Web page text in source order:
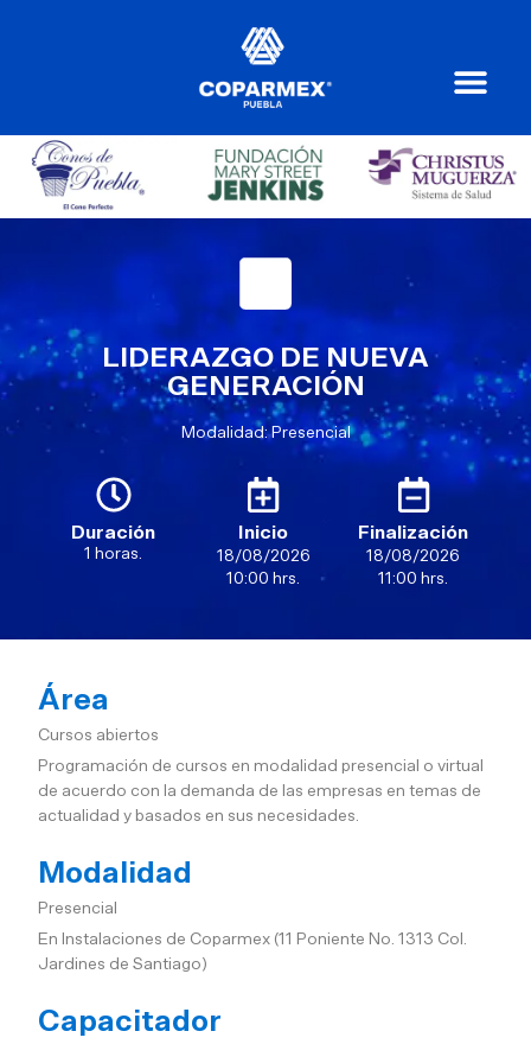
LIDERAZGO DE NUEVA
GENERACIÓN
Modalidad: Presencial
Duración
1 horas.
Inicio
18/08/2026
10:00 hrs.
Finalización
18/08/2026
11:00 hrs.
Área
Cursos abiertos
Programación de cursos en modalidad presencial o virtual
de acuerdo con la demanda de las empresas en temas de
actualidad y basados en sus necesidades.
Modalidad
Presencial
En Instalaciones de Coparmex (11 Poniente No. 1313 Col.
Jardines de Santiago)
Capacitador